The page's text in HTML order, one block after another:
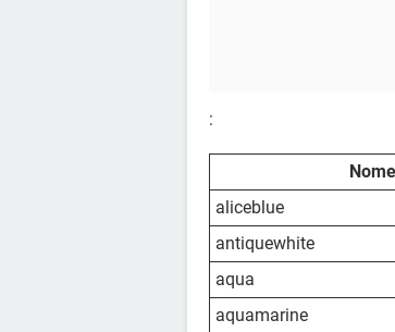
:
aliceblue
antiquewhite
aqua
aquamarine